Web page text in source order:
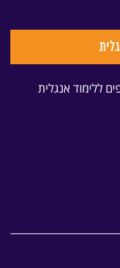
ללימוד אנגלית